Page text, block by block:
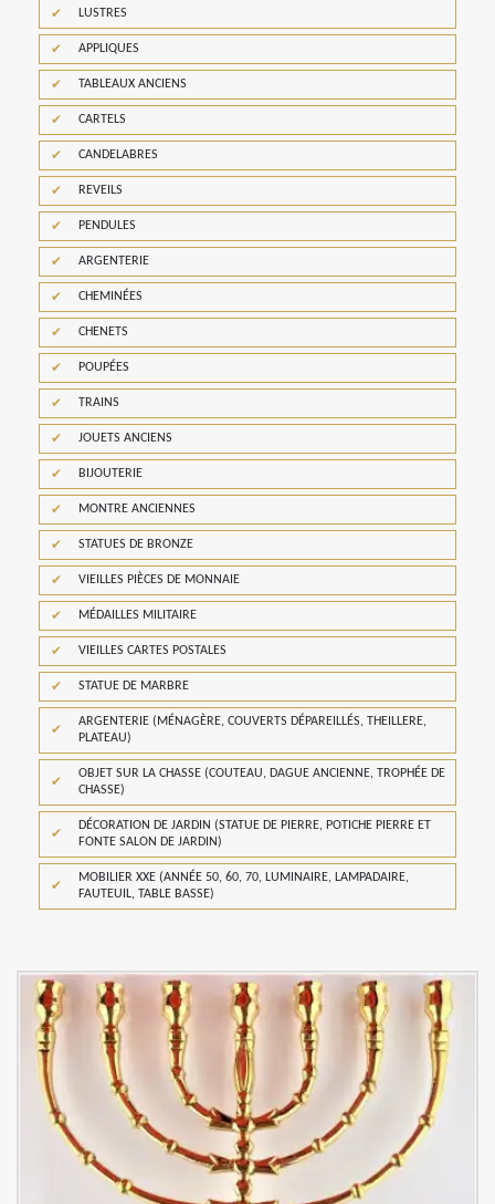
LUSTRES
APPLIQUES
TABLEAUX ANCIENS
CARTELS
CANDELABRES
REVEILS
PENDULES
ARGENTERIE
CHEMINÉES
CHENETS
POUPÉES
TRAINS
JOUETS ANCIENS
BIJOUTERIE
MONTRE ANCIENNES
STATUES DE BRONZE
VIEILLES PIÈCES DE MONNAIE
MÉDAILLES MILITAIRE
VIEILLES CARTES POSTALES
STATUE DE MARBRE
ARGENTERIE (MÉNAGÈRE, COUVERTS DÉPAREILLÉS, THEILLERE,
PLATEAU)
OBJET SUR LA CHASSE (COUTEAU, DAGUE ANCIENNE, TROPHÉE DE
CHASSE)
DÉCORATION DE JARDIN (STATUE DE PIERRE, POTICHE PIERRE ET
FONTE SALON DE JARDIN)
MOBILIER XXE (ANNÉE 50, 60, 70, LUMINAIRE, LAMPADAIRE,
FAUTEUIL, TABLE BASSE)